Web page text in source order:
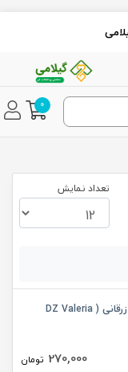
0
تعداد نمایش
شربت سنبل الطیب زرقانی ( DZ Valeria
270,000 تومان